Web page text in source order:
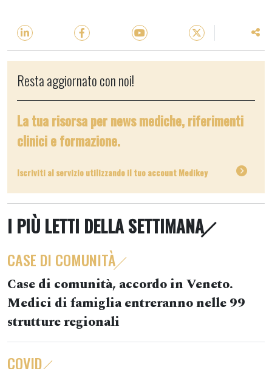
Resta aggiornato con noi!
La tua risorsa per news mediche, riferimenti
clinici e formazione.
Iscriviti al servizio utilizzando il tuo account Medikey
I PIÙ LETTI DELLA SETTIMANA
CASE DI COMUNITÀ
Case di comunità, accordo in Veneto.
Medici di famiglia entreranno nelle 99
strutture regionali
COVID